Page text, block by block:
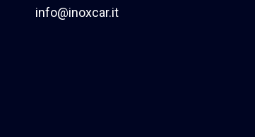
info@inoxcar.it